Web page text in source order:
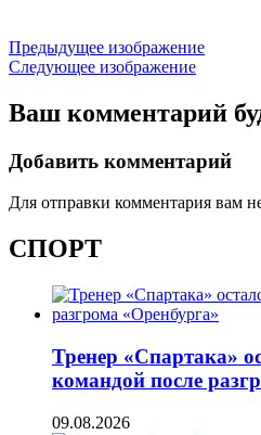
Предыдущее изображение
Следующее изображение
Ваш комментарий
Добавить комментарий
Для отправки комментария вам
СПОРТ
Тренер «Спартака»
командой после
09.08.2026